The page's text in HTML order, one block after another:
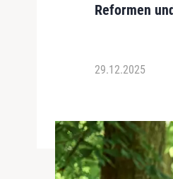
Reformen
29.12.2025